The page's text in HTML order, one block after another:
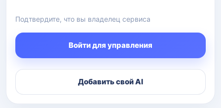
Подтвердите, что вы владелец сервиса
Войти для управления
Добавить свой AI